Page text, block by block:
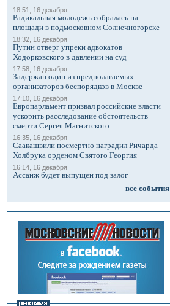
18:51, 16 декабря
Радикальная молодежь собралась на
площади в подмосковном Солнечногорске
18:32, 16 декабря
Путин отверг упреки адвокатов
Ходорковского в давлении на суд
17:58, 16 декабря
Задержан один из предполагаемых
организаторов беспорядков в Москве
17:10, 16 декабря
Европарламент призвал российские власти
ускорить расследование обстоятельств
смерти Сергея Магнитского
16:35, 16 декабря
Саакашвили посмертно наградил Ричарда
Холбрука орденом Святого Георгия
16:14, 16 декабря
Ассанж будет выпущен под залог
все события